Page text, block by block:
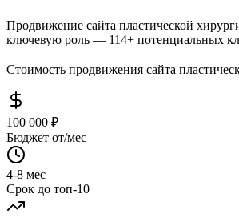
Продвижение сайта пластической
ключевую роль — 114+ потенциальных
Стоимость продвижения сайта
100 000 ₽
Бюджет от/мес
4-8 мес
Срок до топ-10